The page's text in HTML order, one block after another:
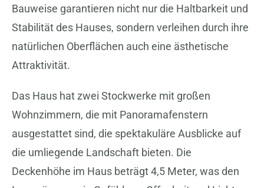
Bauweise garantieren nicht nur die Haltbarkeit und
Stabilität des Hauses, sondern verleihen durch ihre
natürlichen Oberflächen auch eine ästhetische
Attraktivität.
Das Haus hat zwei Stockwerke mit großen
Wohnzimmern, die mit Panoramafenstern
ausgestattet sind, die spektakuläre Ausblicke auf
die umliegende Landschaft bieten. Die
Deckenhöhe im Haus beträgt 4,5 Meter, was den